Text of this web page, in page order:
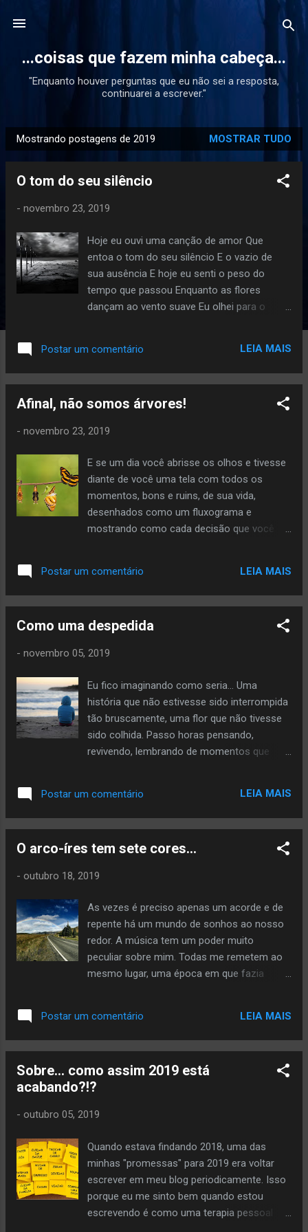
...coisas que fazem minha cabeça...
"Enquanto houver perguntas que eu não sei a resposta,
continuarei a escrever."
P
o
Mostrando postagens de 2019 MOSTRAR TUDO
O tom do seu silêncio
- novembro 23, 2019
Hoje eu ouvi uma canção de amor Que
entoa o tom do seu silêncio E o vazio de
sua ausência E hoje eu senti o peso do
tempo que passou Enquanto as flores
dançam ao vento suave Eu olhei para o
não pertence a mim Mas insiste em
permanecer Hoje, eu só queria poder te dizer
urge perdido Quando minhas canções não
lembranças em cada sintonia Sem você aqui
Postar um comentário LEIA MAIS
Afinal, não somos árvores!
- novembro 23, 2019
E se um dia você abrisse os olhos e tivesse
diante de você uma tela com todos os
momentos, bons e ruins, de sua vida,
desenhados como um fluxograma e
mostrando como cada decisão que você
história? É aquele velho papo de você é
responsável pelas decisões que você toma
para este mesmo fluxograma, com certeza
foram diretamente influenciadas por
também fossem atribuídas a nós? Uma vez
minha mãe fez com eu tirasse uma foto
com meus irmãos e o papai noel. E eu não
queria tirar essa foto porque eu sabia que o
papai noel era meu tio disfarçado (nem tão
chata e pronto. Claro que eu fiquei com uma
coisas são de fato assim, principalmente
Postar um comentário LEIA MAIS
Como uma despedida
- novembro 05, 2019
Eu fico imaginando como seria... Uma
história que não estivesse sido interrompida
tão bruscamente, uma flor que não tivesse
sido colhida. Passo horas pensando,
revivendo, lembrando de momentos que
volto àquele lugar de paz onde eu podia me
sentir viva. Talvez hoje eu sobreviva pela
minha mente, toda história e cada momento
coisa, seria os momentos em que não o tive
lembrando e revivendo. Me precipitando em
um abismo de saudade e vazio, um
desconhecido que já sei de cor, pois eu já
decorei cada feição dessa dor que arde e
me dilacera, pouco a pouco. E eu fecho os
sempre macula a perfeição da lembrança.
nesse mar de solidão e vozes silenciadas
pelo adeus. Cada dia...
Postar um comentário LEIA MAIS
O arco-íres tem sete cores...
- outubro 18, 2019
As vezes é preciso apenas um acorde e de
repente há um mundo de sonhos ao nosso
redor. A música tem um poder muito
peculiar sobre mim. Todas me remetem ao
mesmo lugar, uma época em que fazia
transportar para momentos exatos, com
detalhes quase tangíveis de alguma
tempo. Quando ouço uma música nova eu
me pego pensando, imaginando, tendo
pensamentos. Eu sei todas as músicas que
que seriam repudiadas, como se fosse
ontem... Há estudos que conseguem
mostrar o quanto a música pode influencia
emoções, mas comigo é diferente. É como
se cada música tivesse sua própria voz e
Postar um comentário LEIA MAIS
Sobre... como assim 2019 está
acabando?!?
- outubro 05, 2019
Quando estava findando 2018, uma das
minhas "promessas" para 2019 era voltar
escrever em meu blog periodicamente. Isso
porque eu me sinto bem quando estou
escrevendo é como uma terapia pessoal